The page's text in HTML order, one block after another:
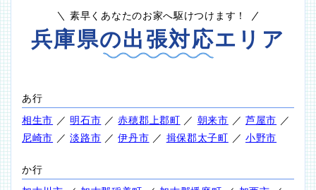
素早くあなたのお家へ駆けつけます！
兵庫県の出張対応エリア
あ行
相生市 ／ 明石市 ／赤穂郡上郡町 ／ 朝来市 ／ 芦屋市 ／
尼崎市 ／淡路市 ／伊丹市 ／ 揖保郡太子町 ／ 小野市
か行